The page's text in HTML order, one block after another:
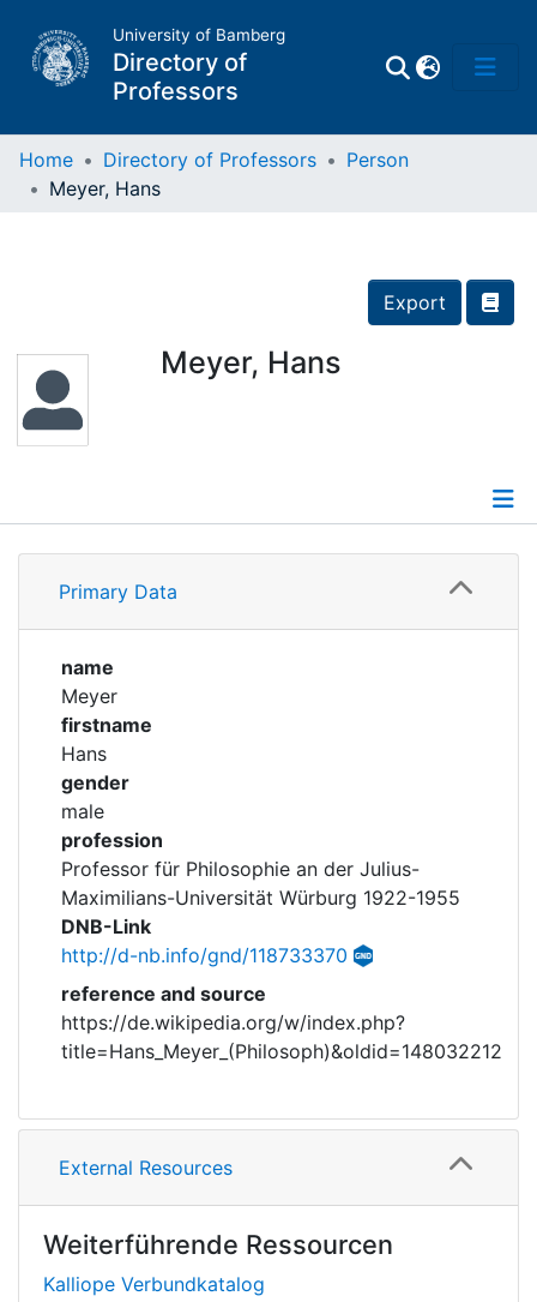
University of Bamberg
Directory of
Professors
Places
Corporations
registry
Home Directory of Professors
Person
Meyer, Hans
Export
Meyer, Hans
Profile
Primary Data
name
Meyer
firstname
Hans
gender
male
profession
Professor für Philosophie an der Julius-
Maximilians-Universität Würburg 1922-1955
DNB-Link
http://d-nb.info/gnd/118733370
reference and source
https://de.wikipedia.org/w/index.php?
title=Hans_Meyer_(Philosoph)&oldid=148032212
External Resources
Weiterführende Ressourcen
Kalliope Verbundkatalog